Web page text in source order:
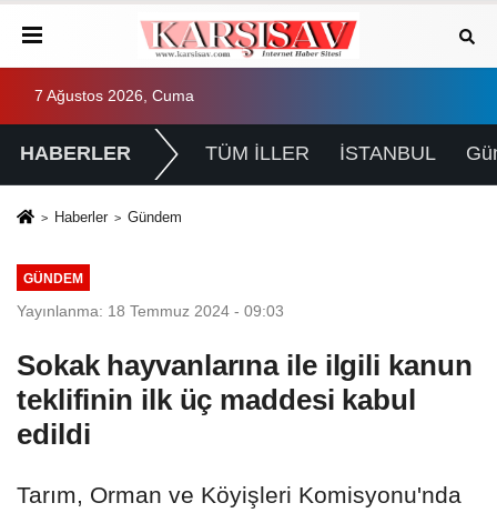
7 Ağustos 2026, Cuma
HABERLER TÜM İLLER İSTANBUL
Haberler Gündem
GÜNDEM
Yayınlanma: 18 Temmuz 2024 - 09:03
Sokak hayvanlarına ile ilgili kanun
teklifinin ilk üç maddesi kabul
edildi
Tarım, Orman ve Köyişleri Komisyonu'nda